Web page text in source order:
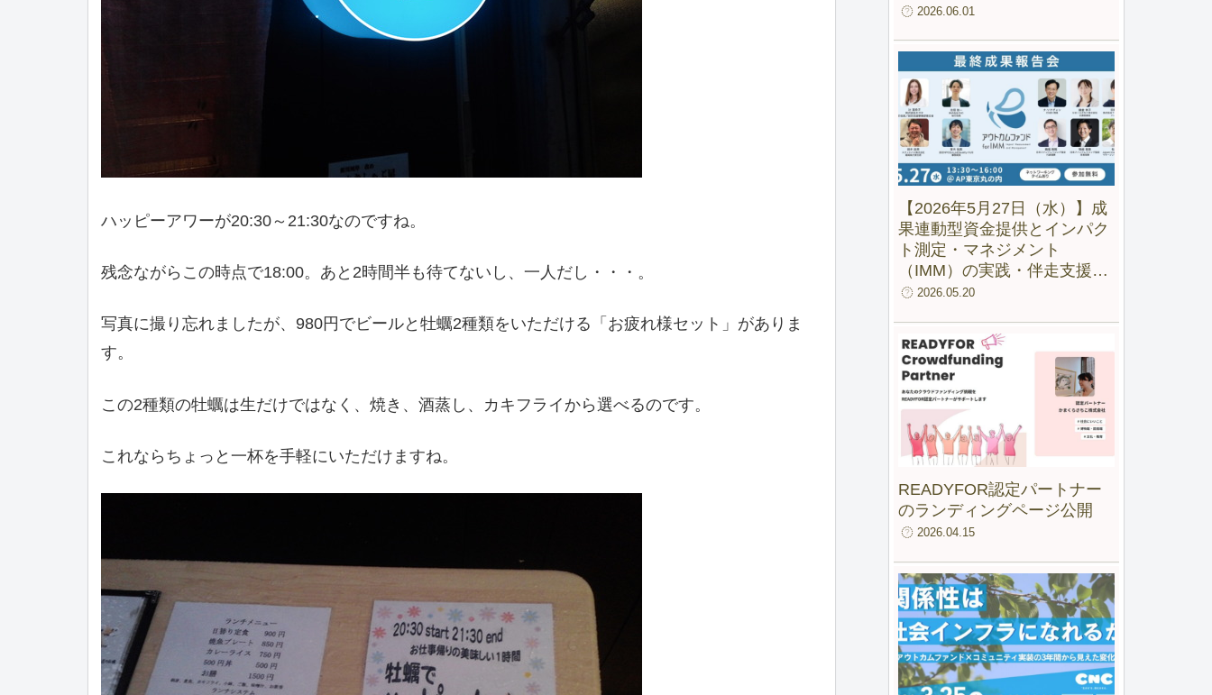
ハッピーアワーが20:30～21:30なのですね。
残念ながらこの時点で18:00。あと2時間半も待てないし、一人だし・・・。
写真に撮り忘れましたが、980円でビールと牡蠣2種類をいただける「お疲れ様セット」がありま
す。
この2種類の牡蠣は生だけではなく、焼き、酒蒸し、カキフライから選べるのです。
これならちょっと一杯を手軽にいただけますね。
流れ、地域の未来をつくる
2026.06.01
【2026年5月27日（水）】成
果連動型資金提供とインパク
ト測定・マネジメント
（IMM）の実践・伴走支援の
成果と可能性ー 「アウトカム
2026.05.20
READYFOR認定パートナー
のランディングページ公開
2026.04.15